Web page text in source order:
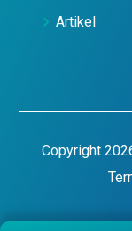
Artikel
Copyright